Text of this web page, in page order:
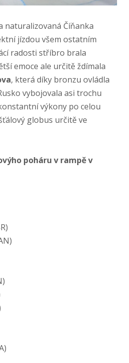
naturalizovaná Číňanka
jízdou všem ostatním
radosti stříbro brala
emoce ale určitě ždímala
, která díky bronzu ovládla
vybojovala asi trochu
výkony po celou
globus určitě ve
poháru v rampě v